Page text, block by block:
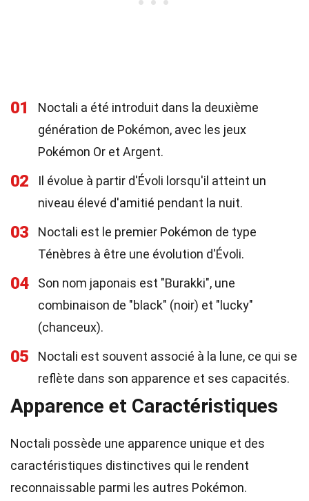
01
Noctali a été introduit dans la deuxième
génération de Pokémon, avec les jeux
Pokémon Or et Argent.
02
Il évolue à partir d'Évoli lorsqu'il atteint un
niveau élevé d'amitié pendant la nuit.
03
Noctali est le premier Pokémon de type
Ténèbres à être une évolution d'Évoli.
04
Son nom japonais est "Burakki", une
combinaison de "black" (noir) et "lucky"
(chanceux).
05
Noctali est souvent associé à la lune, ce qui se
reflète dans son apparence et ses capacités.
Apparence et Caractéristiques
Noctali possède une apparence unique et des
caractéristiques distinctives qui le rendent
reconnaissable parmi les autres Pokémon.